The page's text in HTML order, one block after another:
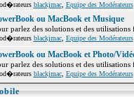
blackjmac, Equipe des Modérateurs
ou MacBook et Musique
parlez des solutions et des
blackjmac, Equipe des Modérateurs
ou MacBook et Photo/
parlez des solutions et des
blackjmac, Equipe des Modérateurs